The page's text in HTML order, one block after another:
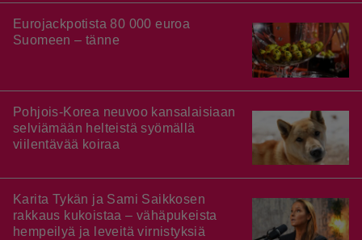
Eurojackpotista 80 000 euroa
Suomeen – tänne
Pohjois-Korea neuvoo kansalaisiaan
selviämään helteistä syömällä
viilentävää koiraa
Karita Tykän ja Sami Saikkosen
rakkaus kukoistaa – vähäpukeista
hempeilyä ja leveitä virnistyksiä